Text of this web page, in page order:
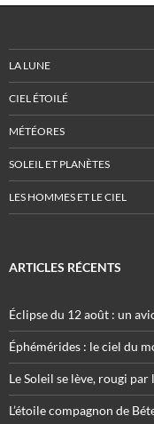
LA LUNE
CIEL ÉTOILÉ
MÉTÉORES
SOLEIL ET PLANÈTES
LES HOMMES ET LE CIEL
ARTICLES RÉCENTS
Éclipse du 12 août : un
Éphémérides : le ciel du
Le Soleil se lève, rougi
L’étoile compagnon de